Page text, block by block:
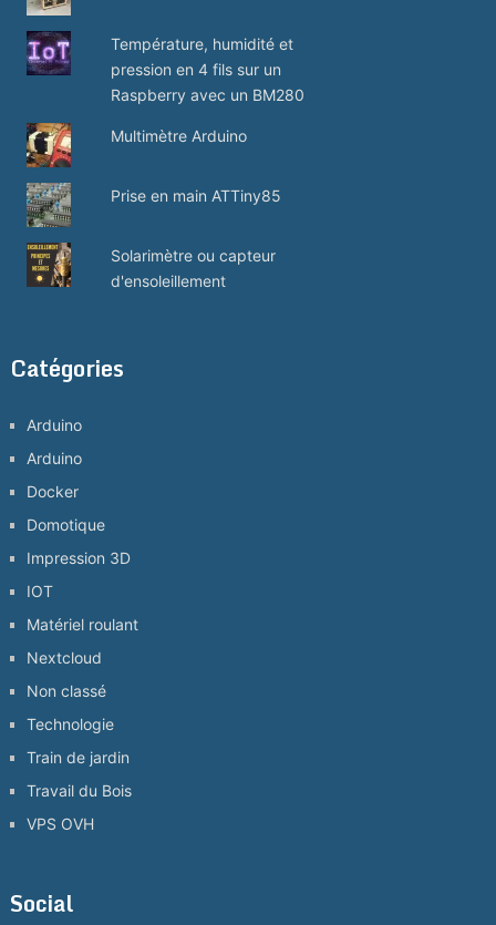
Température, humidité et
pression en 4 fils sur un
Raspberry avec un BM280
Multimètre Arduino
Prise en main ATTiny85
Solarimètre ou capteur
d'ensoleillement
Catégories
Arduino
Arduino
Docker
Domotique
Impression 3D
IOT
Matériel roulant
Nextcloud
Non classé
Technologie
Train de jardin
Travail du Bois
VPS OVH
Social